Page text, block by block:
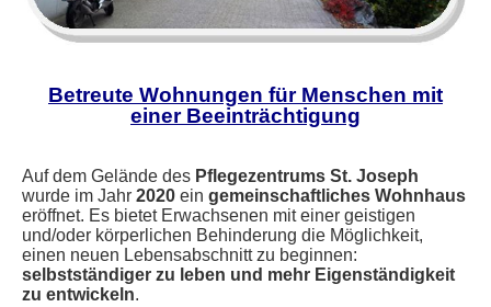
Willkommen im Pflegezentrum St. Joseph
Betreute Wohnungen für Menschen mit
einer Beeinträchtigung
Auf dem Gelände des Pflegezentrums St. Joseph
wurde im Jahr 2020 ein gemeinschaftliches Wohnhaus
eröffnet. Es bietet Erwachsenen mit einer geistigen
und/oder körperlichen Behinderung die Möglichkeit,
einen neuen Lebensabschnitt zu beginnen:
selbstständiger zu leben und mehr Eigenständigkeit
zu entwickeln.